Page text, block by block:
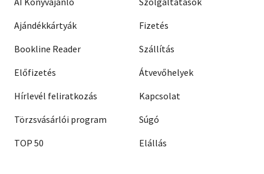
Ajándékkártyák
Bookline Reader
Előfizetés
Hírlevél feliratkozás
Törzsvásárlói program
TOP 50
Fizetés
Szállítás
Átvevőhelyek
Kapcsolat
Súgó
Elállás